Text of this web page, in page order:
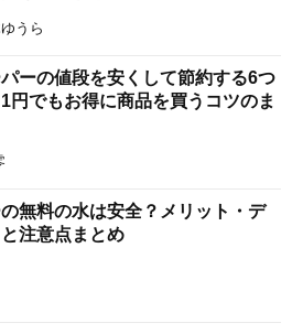
うら
ーの値段を安くして節約する6つ
円でもお得に商品を買うコツのま
無料の水は安全？メリット・デ
注意点まとめ